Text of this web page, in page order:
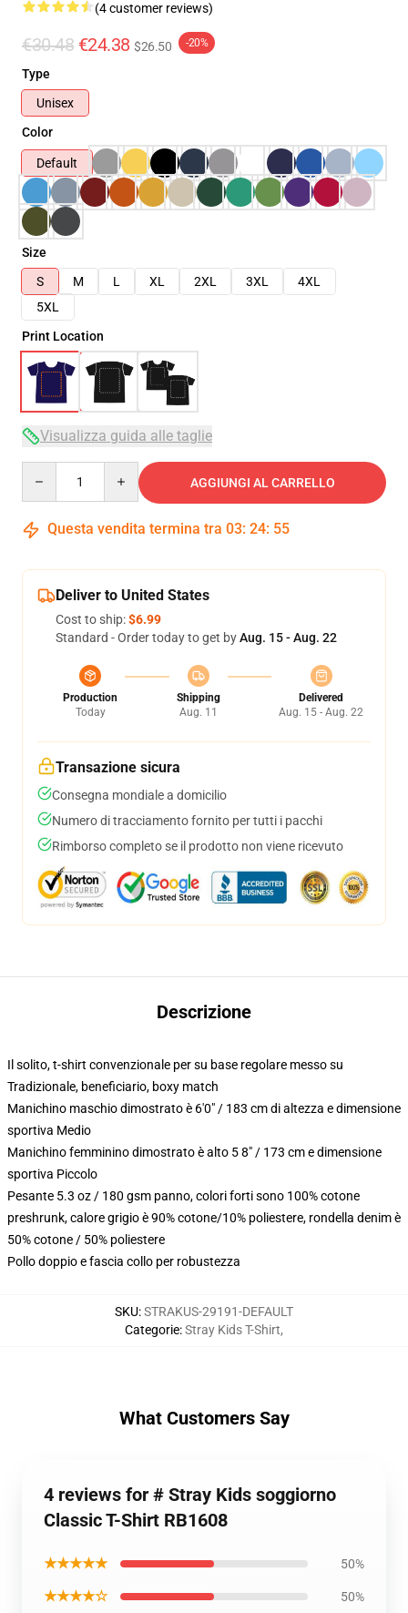
(4 customer reviews)
€30.48 €24.38 $26.50 -20%
Type
Unisex
Color
Default
Size
S
M L XL 2XL 3XL
4XL
5XL
Print Location
Visualizza guida alle taglie
AGGIUNGI AL CARRELLO
Questa vendita termina tra 03: 24: 54
Deliver to United States
Cost to ship:$6.99
Standard - Order today to get byAug. 15 - Aug. 22
Production
Today
Shipping
Aug. 11
Delivered
Aug. 15 - Aug. 22
Transazione sicura
Consegna mondiale a domicilio
Numero di tracciamento fornito per tutti i pacchi
Rimborso completo se il prodotto non viene ricevuto
Descrizione
Il solito, t-shirt convenzionale per su base regolare messo su
Tradizionale, beneficiario, boxy match
Manichino maschio dimostrato è 6'0" / 183 cm di altezza e dimensione
sportiva Medio
Manichino femminino dimostrato è alto 5 8" / 173 cm e dimensione
sportiva Piccolo
Pesante 5.3 oz / 180 gsm panno, colori forti sono 100% cotone
preshrunk, calore grigio è 90% cotone/10% poliestere, rondella denim è
50% cotone / 50% poliestere
Pollo doppio e fascia collo per robustezza
SKU:STRAKUS-29191-DEFAULT
Categorie:Stray Kids T-Shirt,
What Customers Say
4 reviews for # Stray Kids soggiorno
Classic T-Shirt RB1608
★★★★★ 50%
★★★★☆ 50%